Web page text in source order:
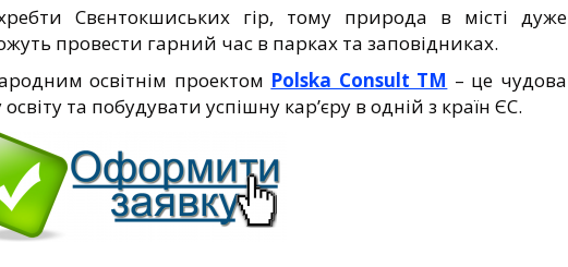
Свєнтокшиських гір, тому природа в місті дуже
провести гарний час в парках та заповідниках.
освітнім проектом Polska Consult TM – це чудова
та побудувати успішну кар’єру в одній з країн ЄС.